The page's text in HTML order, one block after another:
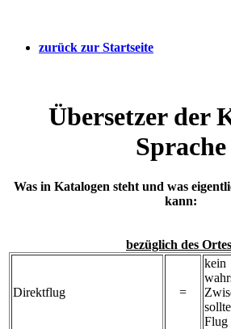
zurück zur Startseite
Übersetzer der
Sprache
Was in Katalogen steht und was
kann:
bezüglich des
Direktflug =
Flug